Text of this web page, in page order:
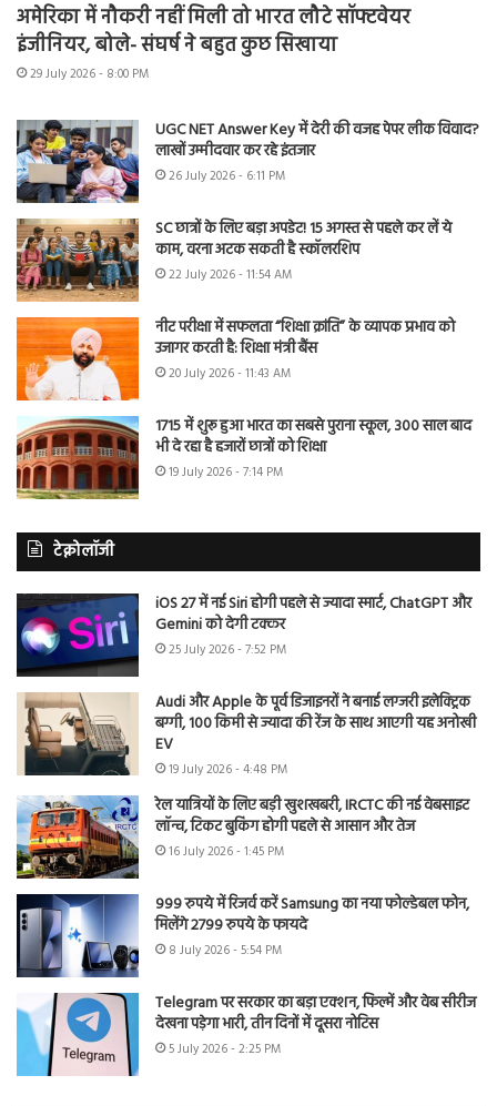
अमेरिका में नौकरी नहीं मिली तो भारत लौटे सॉफ्टवेयर
इंजीनियर, बोले- संघर्ष ने बहुत कुछ सिखाया
29 July 2026 - 8:00 PM
UGC NET Answer Key में देरी की वजह पेपर लीक विवाद?
लाखों उम्मीदवार कर रहे इंतजार
26 July 2026 - 6:11 PM
SC छात्रों के लिए बड़ा अपडेट! 15 अगस्त से पहले कर लें ये
काम, वरना अटक सकती है स्कॉलरशिप
22 July 2026 - 11:54 AM
नीट परीक्षा में सफलता “शिक्षा क्रांति” के व्यापक प्रभाव को
उजागर करती है: शिक्षा मंत्री बैंस
20 July 2026 - 11:43 AM
1715 में शुरू हुआ भारत का सबसे पुराना स्कूल, 300 साल बाद
भी दे रहा है हजारों छात्रों को शिक्षा
19 July 2026 - 7:14 PM
टेक्नोलॉजी
iOS 27 में नई Siri होगी पहले से ज्यादा स्मार्ट, ChatGPT और
Gemini को देगी टक्कर
25 July 2026 - 7:52 PM
Audi और Apple के पूर्व डिजाइनरों ने बनाई लग्जरी इलेक्ट्रिक
बग्गी, 100 किमी से ज्यादा की रेंज के साथ आएगी यह अनोखी
EV
19 July 2026 - 4:48 PM
रेल यात्रियों के लिए बड़ी खुशखबरी, IRCTC की नई वेबसाइट
लॉन्च, टिकट बुकिंग होगी पहले से आसान और तेज
16 July 2026 - 1:45 PM
999 रुपये में रिजर्व करें Samsung का नया फोल्डेबल फोन,
मिलेंगे 2799 रुपये के फायदे
8 July 2026 - 5:54 PM
Telegram पर सरकार का बड़ा एक्शन, फिल्में और वेब सीरीज
देखना पड़ेगा भारी, तीन दिनों में दूसरा नोटिस
5 July 2026 - 2:25 PM